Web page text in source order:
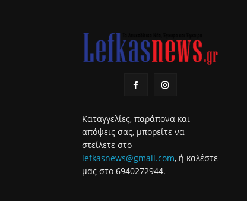
Καταγγελίες, παράπονα και
απόψεις σας, μπορείτε να
στείλετε στο
lefkasnews@gmail.com, ή καλέστε
μας στο 6940272944.